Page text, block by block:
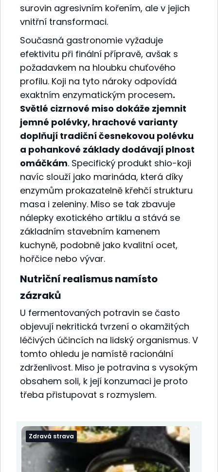
surovin agresivním kořením, ale v jejich
vnitřní transformaci.
Současná gastronomie vyžaduje
efektivitu při finální přípravě, avšak s
požadavkem na hloubku chuťového
profilu. Koji na tyto nároky odpovídá
exaktním enzymatickým procesem.
Světlé cizrnové miso dokáže zjemnit
jemné polévky, hrachové varianty
doplňují tradiční česnekovou polévku
a pohankové základy dodávají plnost
omáčkám. Specifický produkt shio-koji
navíc slouží jako marináda, která díky
enzymům prokazatelně křehčí strukturu
masa i zeleniny. Miso se tak zbavuje
nálepky exotického artiklu a stává se
základním stavebním kamenem
kuchyně, podobně jako kvalitní ocet,
hořčice nebo vývar.
Nutriční realismus namísto
zázraků
U fermentovaných potravin se často
objevují nekritická tvrzení o okamžitých
léčivých účincích na lidský organismus. V
tomto ohledu je namístě racionální
zdrženlivost. Miso je potravina s vysokým
obsahem soli, k její konzumaci je proto
třeba přistupovat s rozmyslem.
Zdravá strava